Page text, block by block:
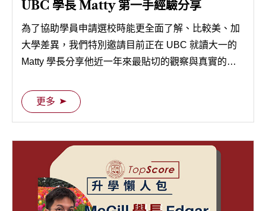
UBC 學長 Matty 第一手經驗分享
為了協助學員申請選校時能更全面了解、比較美、加
大學差異，我們特別邀請目前正在 UBC 就讀大一的
Matty 學長分享他近一年來最貼切的觀察與真實的體
更多